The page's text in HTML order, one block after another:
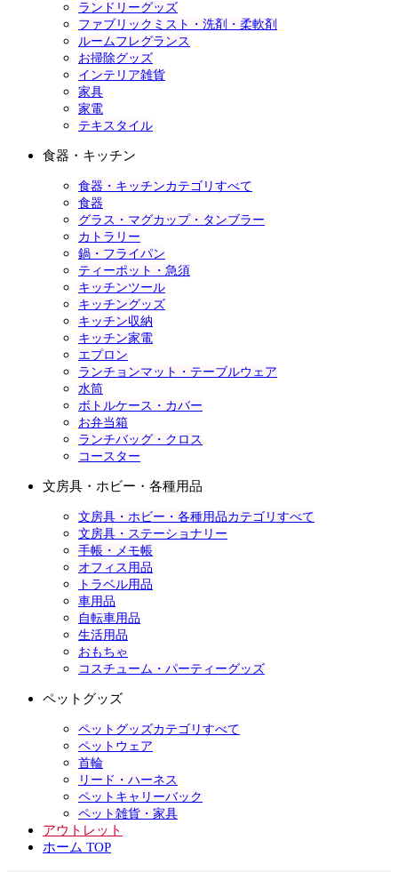
ランドリーグッズ
ファブリックミスト・洗剤・柔軟剤
ルームフレグランス
お掃除グッズ
インテリア雑貨
家具
家電
テキスタイル
食器・キッチン
食器・キッチンカテゴリすべて
食器
グラス・マグカップ・タンブラー
カトラリー
鍋・フライパン
ティーポット・急須
キッチンツール
キッチングッズ
キッチン収納
キッチン家電
エプロン
ランチョンマット・テーブルウェア
水筒
ボトルケース・カバー
お弁当箱
ランチバッグ・クロス
コースター
文房具・ホビー・各種用品
文房具・ホビー・各種用品カテゴリすべて
文房具・ステーショナリー
手帳・メモ帳
オフィス用品
トラベル用品
車用品
自転車用品
生活用品
おもちゃ
コスチューム・パーティーグッズ
ペットグッズ
ペットグッズカテゴリすべて
ペットウェア
首輪
リード・ハーネス
ペットキャリーバック
ペット雑貨・家具
アウトレット
ホーム TOP